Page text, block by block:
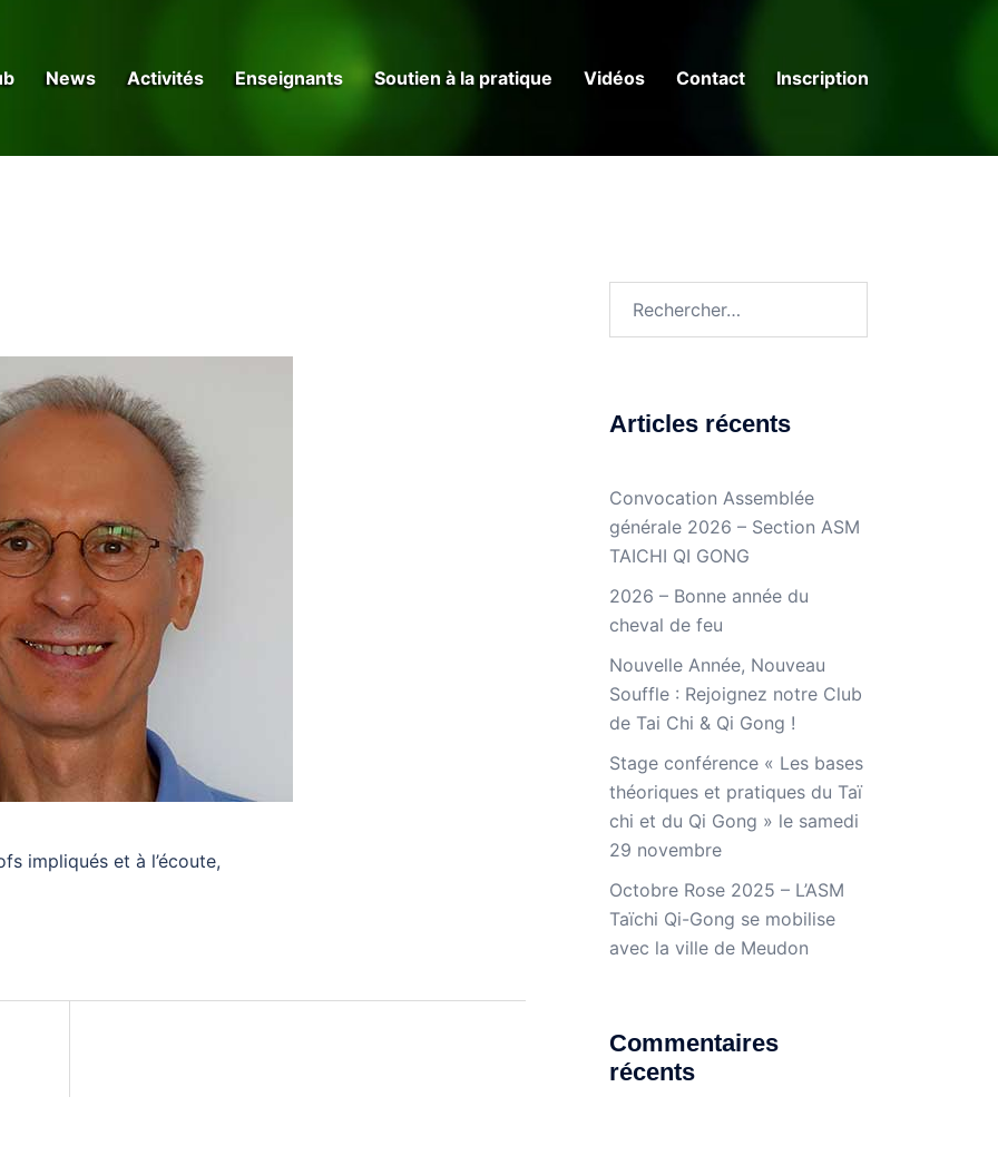
News Activités Enseignants Soutien à la pratique Vidéos Contact Inscription
impliqués et à l’écoute,
Articles récents
Convocation Assemblée
générale 2026 – Section ASM
TAICHI QI GONG
2026 – Bonne année du
cheval de feu
Nouvelle Année, Nouveau
Souffle : Rejoignez notre Club
de Tai Chi & Qi Gong !
Stage conférence « Les bases
théoriques et pratiques du Taï
chi et du Qi Gong » le samedi
29 novembre
Octobre Rose 2025 – L’ASM
Taïchi Qi-Gong se mobilise
avec la ville de Meudon
Commentaires
récents